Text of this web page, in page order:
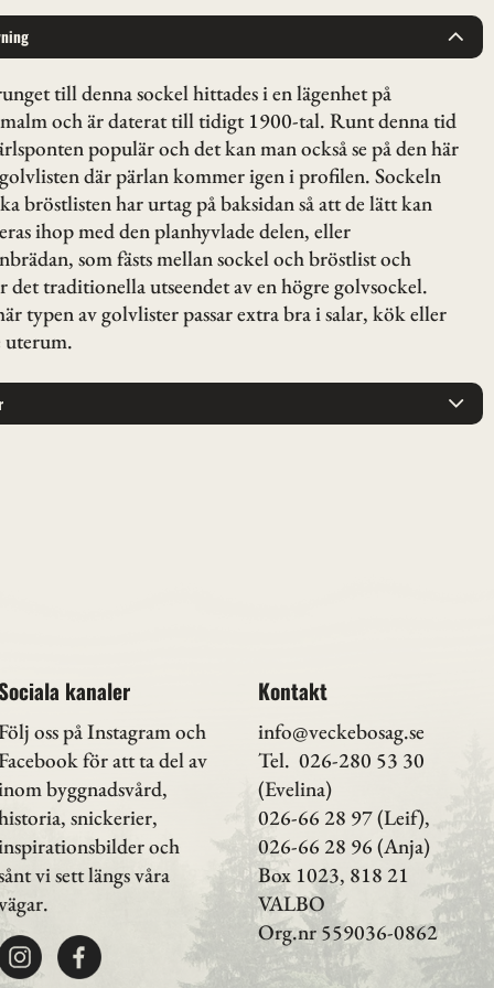
till denna sockel hittades i en lägenhet på
och är daterat till tidigt 1900-tal. Runt denna tid
populär och det kan man också se på den här
där pärlan kommer igen i profilen. Sockeln
bröstlisten har urtag på baksidan så att de lätt kan
ihop med den planhyvlade delen, eller
som fästs mellan sockel och bröstlist och
det traditionella utseendet av en högre golvsockel.
typen av golvlister passar extra bra i salar, kök eller
uterum.
kanaler
oss på Instagramoch
för att ta del av
byggnadsvård,
snickerier,
och
vi sett längs våra
Kontakt
info@veckebosag.se
Tel. 026-280 53 30
(Evelina)
026-66 28 97 (Leif),
026-66 28 96 (Anja)
Box 1023, 818 21
VALBO
Org.nr 559036-0862